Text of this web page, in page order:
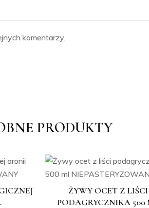
komentarzy.
PRODUKTY
ŻYWY OCET Z LIŚCI
PODAGRYCZNIKA 500